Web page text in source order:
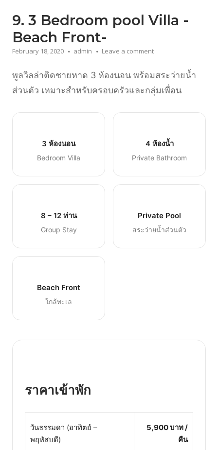
9. 3 Bedroom pool Villa -
Beach Front-
February 18, 2020 admin Leave a comment
พูลวิลล่าติดชายหาด 3 ห้องนอน พร้อมสระว่ายน้ำ
ส่วนตัว เหมาะสำหรับครอบครัวและกลุ่มเพื่อน
3 ห้องนอน
Bedroom Villa
4 ห้องน้ำ
Private Bathroom
8 – 12 ท่าน
Group Stay
Private Pool
สระว่ายน้ำส่วนตัว
Beach Front
ใกล้ทะเล
ราคาเข้าพัก
วันธรรมดา (อาทิตย์ –
พฤหัสบดี)
5,900 บาท /
คืน